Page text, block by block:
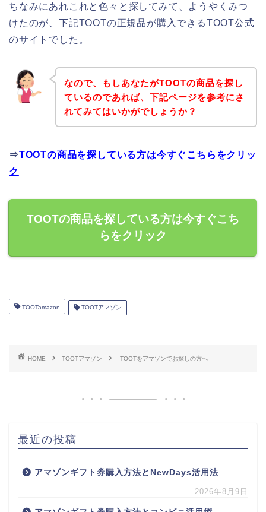
ちなみにあれこれと色々と探してみて、ようやくみつ
けたのが、下記TOOTの正規品が購入できるTOOT公式
のサイトでした。
なので、もしあなたがTOOTの商品を探し
ているのであれば、下記ページを参考にさ
れてみてはいかがでしょうか？
⇒TOOTの商品を探している方は今すぐこちらをクリッ
ク
TOOTの商品を探している方は今すぐこち
らをクリック
TOOTamazon TOOTアマゾン
HOME TOOTアマゾン TOOTをアマゾンでお探しの方へ
最近の投稿
アマゾンギフト券購入方法とNewDays活用法
2026年8月9日